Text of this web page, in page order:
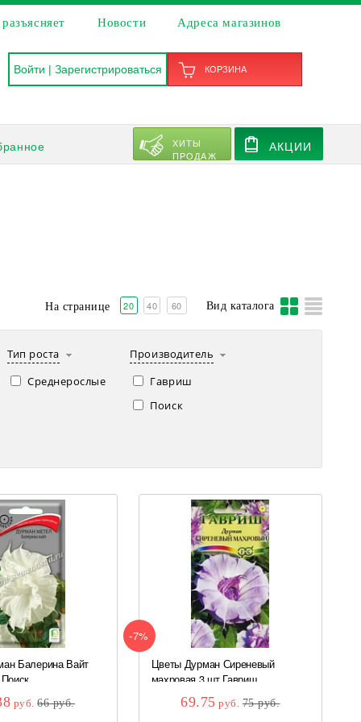
Новости Адреса магазинов
Войти | Зарегистрироваться КОРЗИНА
ХИТЫ
ПРОДАЖ
АКЦИИ
На странице 20 40 60 Вид каталога
Тип роста
Среднерослые
Производитель
Гавриш
Поиск
Балерина Вайт
руб. 66руб.
-7%
Цветы Дурман Сиреневый
махровая 3 шт Гавриш
69.75 руб. 75руб.